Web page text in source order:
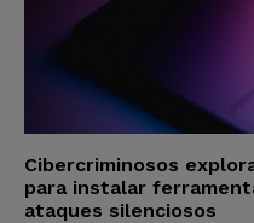
Cibercriminosos
para instalar
ataques silenciosos